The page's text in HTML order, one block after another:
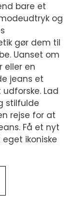
bare et
og
gør dem til
Uanset om
eller en
jeans et
Lad
stilfulde
rejse for at
Få et nyt
ikoniske